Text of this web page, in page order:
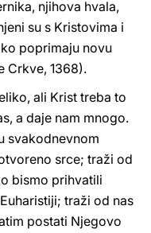
njihova hvala,
su s Kristovima i
poprimaju novu
Crkve, 1368).
ali Krist treba to
a daje nam mnogo.
svakodnevnom
srce; traži od
bismo prihvatili
traži od nas
postati Njegovo